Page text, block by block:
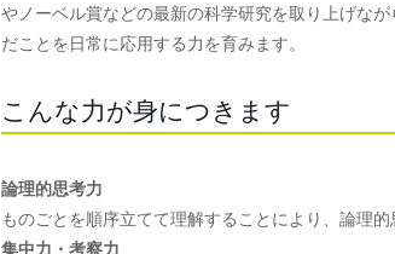
やノーベル賞などの最新の科学研究を取り上げな
だことを日常に応用する力を育みます。
こんな力が身につきます
論理的思考力
ものごとを順序立てて理解することにより、論理的
集中力・考察力